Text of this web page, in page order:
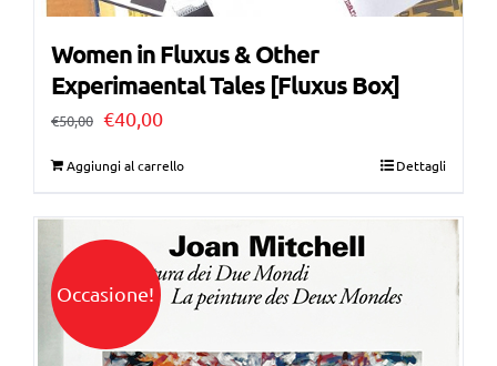
Women in Fluxus & Other
Experimaental Tales [Fluxus Box]
€50,00 Il
€50,00.
€40,00Il
€40,00.
Aggiungi al carrello Dettagli
Occasione!